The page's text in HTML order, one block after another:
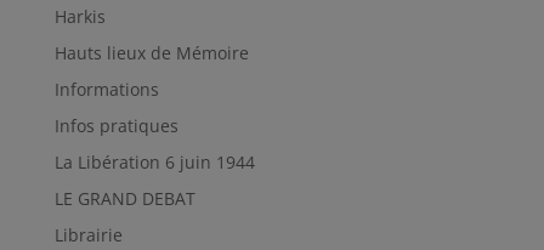
Harkis
Hauts lieux de Mémoire
Informations
Infos pratiques
La Libération 6 juin 1944
LE GRAND DEBAT
Librairie